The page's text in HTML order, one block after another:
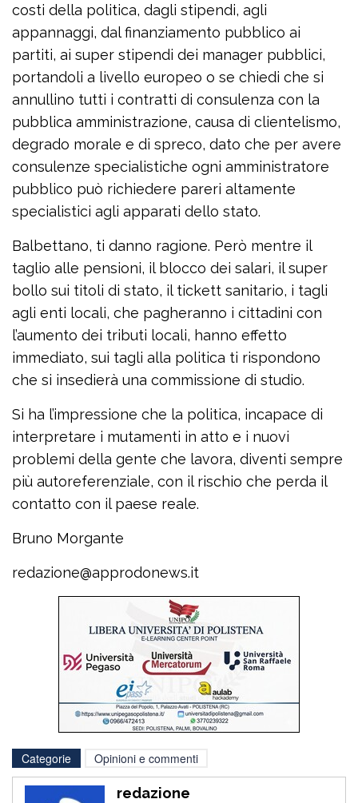
costi della politica, dagli stipendi, agli
appannaggi, dal finanziamento pubblico ai
partiti, ai super stipendi dei manager pubblici,
portandoli a livello europeo o se chiedi che si
annullino tutti i contratti di consulenza con la
pubblica amministrazione, causa di clientelismo,
degrado morale e di spreco, dato che per avere
consulenze specialistiche ogni amministratore
pubblico può richiedere pareri altamente
specialistici agli apparati dello stato.
Balbettano, ti danno ragione. Però mentre il
taglio alle pensioni, il blocco dei salari, il super
bollo sui titoli di stato, il tickett sanitario, i tagli
agli enti locali, che pagheranno i cittadini con
l’aumento dei tributi locali, hanno effetto
immediato, sui tagli alla politica ti rispondono
che si insedierà una commissione di studio.
Si ha l’impressione che la politica, incapace di
interpretare i mutamenti in atto e i nuovi
problemi della gente che lavora, diventi sempre
più autoreferenziale, con il rischio che perda il
contatto con il paese reale.
Bruno Morgante
redazione@approdonews.it
Categorie Opinioni e commenti
redazione